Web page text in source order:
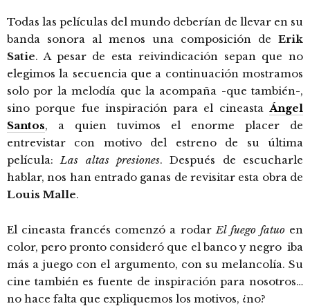
Todas las películas del mundo deberían de llevar en su
banda sonora al menos una composición de Erik
Satie. A pesar de esta reivindicación sepan que no
elegimos la secuencia que a continuación mostramos
solo por la melodía que la acompaña -que también-,
sino porque fue inspiración para el cineasta Ángel
Santos, a quien tuvimos el enorme placer de
entrevistar con motivo del estreno de su última
película:Las altas presiones. Después de escucharle
hablar, nos han entrado ganas de revisitar esta obra de
Louis Malle.
El cineasta francés comenzó a rodarEl fuego fatuoen
color, pero pronto consideró que el banco y negro iba
más a juego con el argumento, con su melancolía. Su
cine también es fuente de inspiración para nosotros…
no hace falta que expliquemos los motivos, ¿no?